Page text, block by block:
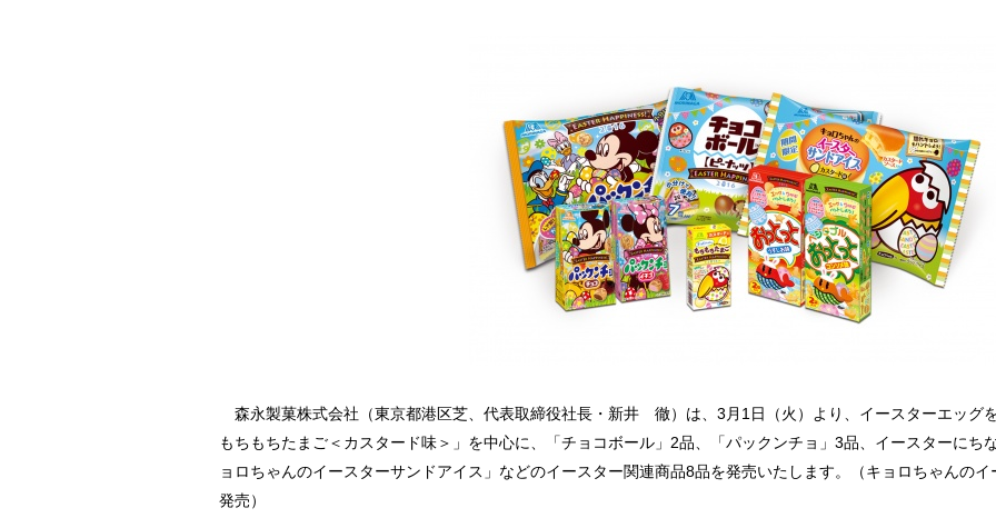
森永製菓株式会社（東京都港区芝、代表取締役社長・新井 徹）は、3月1日（火）より、イースターエッグ
もちもちたまご＜カスタード味＞」を中心に、「チョコボール」2品、「パックンチョ」3品、イースターにち
ョロちゃんのイースターサンドアイス」などのイースター関連商品8品を発売いたします。（キョロちゃんの
発売）